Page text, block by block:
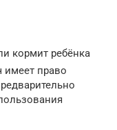
кормит ребёнка
имеет право